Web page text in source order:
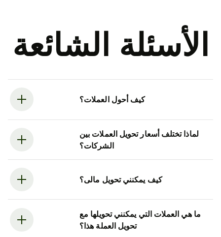
الأسئلة الشائعة
كيف أحول العملات؟
لماذا تختلف أسعار تحويل العملات بين
الشركات؟
كيف يمكنني تحويل مالى؟
ما هي العملات التي يمكنني تحويلها مع
تحويل العملة هذا؟